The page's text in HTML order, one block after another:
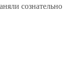
сознательно